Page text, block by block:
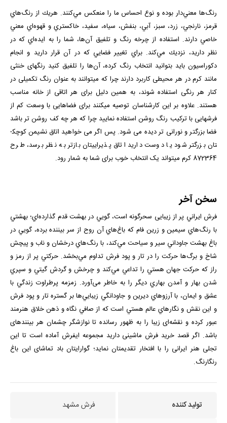
رنگ‌ها معني‌دار بوده و نوع احساس ما را منعكس مي‌كنند. هريك از رنگ‌هاي
قرمز، نارنجي، زرد، سبز، آبي، بنفش، سياه، سفيد، خاكستري و قهوه‌اي معني
خاصي دارند. استفاده از چرخه رنگ و تلفيق آن‌ها، شما را به ايده‌اي كه در
نظر داريد، نزديك مي‌كند. براي تغيير فضايي كه در آن قرار داريد و انجام
دكوراسيون بايد بتوانيد انتخاب رنگ كرده، آن‌ها را تلفيق كنيد رنگ­های خنثی
مانند کرم در هر محیطی کاربرد دارند چرا که می­توانند به عنوان رنگ تکميلی در
کنار هر رنگی استفاده شوند، به همين دليل برای هر اتاقی از خانه مناسب
هستند. علاوه بر این کارشناسان توصیه می­کنند برای فضاهایی با وسعت کم از
فرش­هایی با ترکیب رنگ روشن استفاده نمایید چرا که هر چه کف روشن تر باشد
فضا بزرگتر و نورانی تر دیده می شود. پس اگر می خواهيد اتاق نشيمن کوچک­
تان بزرگ­تر شود يا دوست داريد اتاق پذيرايی­تان بازتر به نظر برسد، طرح
872364 کرم می­تواند یک انتخاب خوب برای شما به شمار رود.
سخن آخر
فرش ايراني پر از زيبایی سحرگونه است، گويي در بهشت قدم گذارده‌اي؛ بهشتي
با رنگ‌هاي سيمين و زرين فام كه باغ‌هاي آن روح از سر بيننده برده، ‌گويي در
باغ بهشت جاوداني سير و سياحت مي‌كند، با رنگ‌هاي درخشان و ناب و پیچش
شاخ و برگ‌ها حركت را در تار و پود فرش تداوم مي‌بخشد. حركتي پر از رمز و
راز كه حركت جهان هستي را تداعي مي‌كند و چرخش و گردش گيتي و سپري
شدن بهار و آمدن بهاري ديگر را به خاطر می‌آورد. زمزمه پرطراوت زندگي با
عشق و ايمان، با آرزوهاي ديرين و جاودانگي زيبايي‌ها بر گستره تار و پود فرش
و اين نقش و نگارهاي عالم هستي است كه از صافي نگاه و ذهن خلاق هنرمند
عبور كرده و نقشه‌ای زیبا را به ظهور رسانده تا نوازشگر چشمان هر بیننده­ای
باشد. اگر قصد خرید فرش ماشینی دارید مجموعه ایفرش آماده است تا این
تجلی هنر ایرانی را با افتخار تقدیمتان نماید؛ گوارایتان باد تماشای این باغ
رنگارنگ.
تولید کننده فرش مشهد